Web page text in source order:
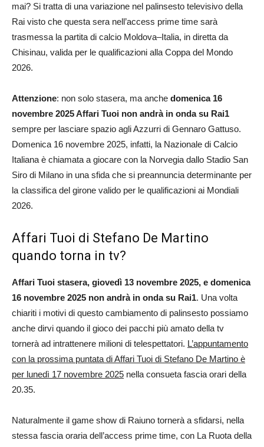
mai? Si tratta di una variazione nel palinsesto televisivo della
Rai visto che questa sera nell’access prime time sarà
trasmessa la partita di calcio Moldova–Italia, in diretta da
Chisinau, valida per le qualificazioni alla Coppa del Mondo
2026.
Attenzione: non solo stasera, ma anche domenica 16
novembre 2025 Affari Tuoi non andrà in onda su Rai1
sempre per lasciare spazio agli Azzurri di Gennaro Gattuso.
Domenica 16 novembre 2025, infatti, la Nazionale di Calcio
Italiana è chiamata a giocare con la Norvegia dallo Stadio San
Siro di Milano in una sfida che si preannuncia determinante per
la classifica del girone valido per le qualificazioni ai Mondiali
2026.
Affari Tuoi di Stefano De Martino
quando torna in tv?
Affari Tuoi stasera, giovedì 13 novembre 2025, e domenica
16 novembre 2025 non andrà in onda su Rai1. Una volta
chiariti i motivi di questo cambiamento di palinsesto possiamo
anche dirvi quando il gioco dei pacchi più amato della tv
tornerà ad intrattenere milioni di telespettatori. L’appuntamento
con la prossima puntata di Affari Tuoi di Stefano De Martino è
per lunedì 17 novembre 2025 nella consueta fascia orari della
20.35.
Naturalmente il game show di Raiuno tornerà a sfidarsi, nella
stessa fascia oraria dell’access prime time, con La Ruota della